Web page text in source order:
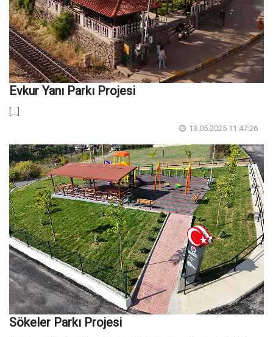
Evkur Yanı Parkı Projesi
[...]
13.05.2025 11:47:26
Sökeler Parkı Projesi